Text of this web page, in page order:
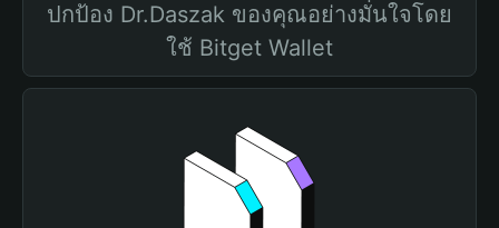
ปกป้อง Dr.Daszak ของคุณอย่างมั่นใจโดย
ใช้ Bitget Wallet